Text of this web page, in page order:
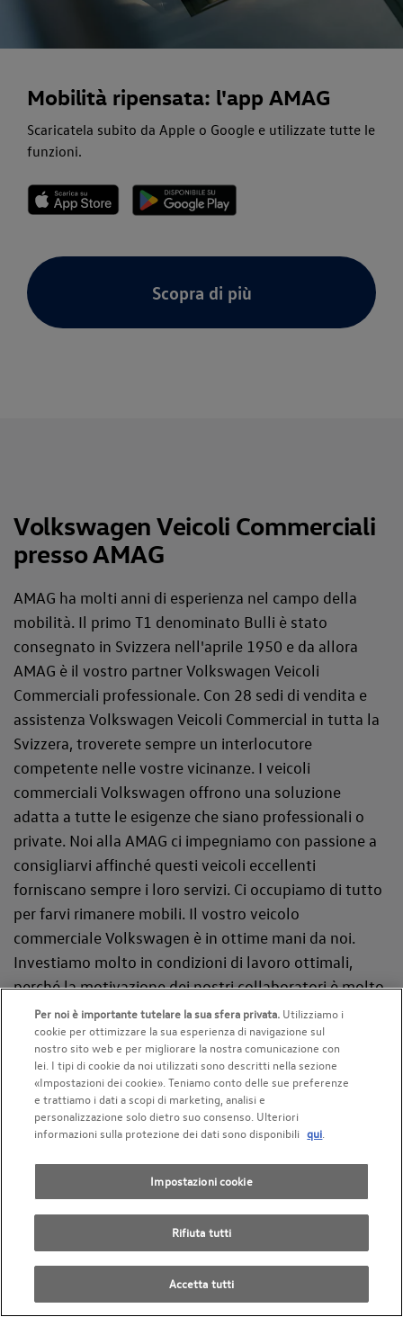
Mobilità ripensata: l'app AMAG
Scaricatela subito da Apple o Google e utilizzate tutte le
funzioni.
Scopra di più
Volkswagen Veicoli Commerciali
presso AMAG
AMAG ha molti anni di esperienza nel campo della
mobilità. Il primo T1 denominato Bulli è stato
consegnato in Svizzera nell'aprile 1950 e da allora
AMAG è il vostro partner Volkswagen Veicoli
Commerciali professionale. Con 28 sedi di vendita e
assistenza Volkswagen Veicoli Commercial in tutta la
Svizzera, troverete sempre un interlocutore
competente nelle vostre vicinanze. I veicoli
commerciali Volkswagen offrono una soluzione
adatta a tutte le esigenze che siano professionali o
private. Noi alla AMAG ci impegniamo con passione a
consigliarvi affinché questi veicoli eccellenti
forniscano sempre i loro servizi. Ci occupiamo di tutto
per farvi rimanere mobili. Il vostro veicolo
commerciale Volkswagen è in ottime mani da noi.
Investiamo molto in condizioni di lavoro ottimali,
perché la motivazione dei nostri collaboratori è molto
importante per noi. Inoltre, promuoviamo
continuamente il nostro team con programmi di
formazione e perfezionamento in tutti i settori. Solo
una completa competenza professionale garantisce il
rispetto delle elevate esigenze che i prodotti e i clienti
pongono ai nostri specialisti. All'AMAG troverete una
si tratti dell'acquisto di un'auto nuova, del
finanziamento del veicolo e delle offerte di
assicurazione, della manutenzione dell'auto, del
servizio pneumatici, delle riparazioni o dell'acquisto di
accessori, da noi troverete tutto sotto lo stesso tetto.
Vi attendono infrastrutture e attrezzature tecniche
Per noi è importante tutelare la sua sfera privata. Utilizziamo i
cookie per ottimizzare la sua esperienza di navigazione sul
nostro sito web e per migliorare la nostra comunicazione con
lei. I tipi di cookie da noi utilizzati sono descritti nella sezione
«Impostazioni dei cookie». Teniamo conto delle sue preferenze
e trattiamo i dati a scopi di marketing, analisi e
personalizzazione solo dietro suo consenso. Ulteriori
informazioni sulla protezione dei dati sono disponibili qui
Impostazioni cookie
Rifiuta tutti
Accetta tutti